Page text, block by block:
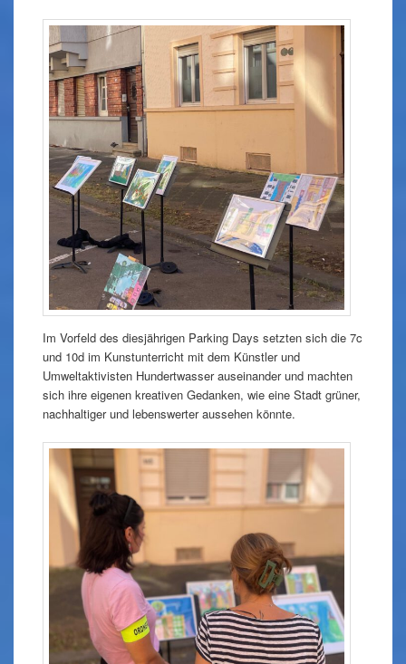
Im Vorfeld des diesjährigen Parking Days setzten sich die 7c
und 10d im Kunstunterricht mit dem Künstler und
Umweltaktivisten Hundertwasser auseinander und machten
sich ihre eigenen kreativen Gedanken, wie eine Stadt grüner,
nachhaltiger und lebenswerter aussehen könnte.